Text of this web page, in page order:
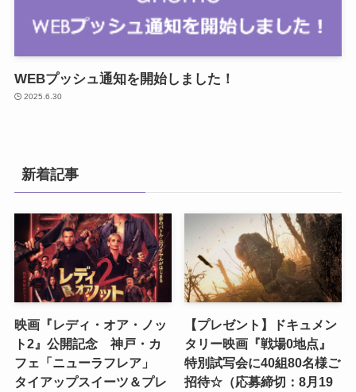
WEBプッシュ通知を開始しました！
2025.6.30
新着記事
映画『レディ・オア・ノッ
ト2』公開記念 神戸・カ
フェ「ニューラフレア」
タイアップスイーツ＆プレ
【プレゼント】ドキュメン
タリー映画『戦場0地点』
特別試写会に40組80名様ご
招待☆（応募締切：8月19